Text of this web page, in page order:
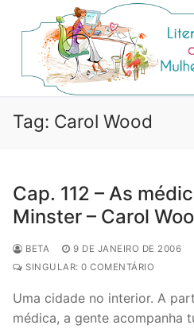
para
conteúdo
Pesquisar por:
Tag: Carol Wood
Cap. 112 – As
Minster – Carol
BETA 9 DE JANEIRO DE 2006
SINGULAR: 0 COMENTÁRIO
Uma cidade no interior. A
médica, a gente acompanha